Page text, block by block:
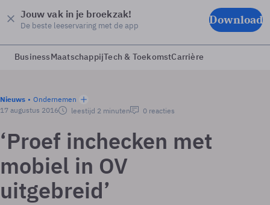
Jouw vak in je broekzak!
De beste leeservaring met de app Download
BusinessMaatschappijTech & ToekomstCarrière
Nieuws
Ondernemen
17 augustus 2016
leestijd 2 minuten 0 reacties
‘Proef inchecken met
mobiel in OV
uitgebreid’